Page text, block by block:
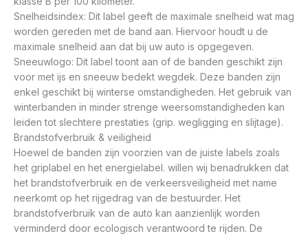
Snelheidsindex: Dit label geeft de maximale snelheid wat mag
worden gereden met de band aan. Hiervoor houdt u de
maximale snelheid aan dat bij uw auto is opgegeven.
Sneeuwlogo: Dit label toont aan of de banden geschikt zijn
voor met ijs en sneeuw bedekt wegdek. Deze banden zijn
enkel geschikt bij winterse omstandigheden. Het gebruik van
winterbanden in minder strenge weersomstandigheden kan
leiden tot slechtere prestaties (grip. wegligging en slijtage).
Brandstofverbruik & veiligheid
Hoewel de banden zijn voorzien van de juiste labels zoals
het griplabel en het energielabel. willen wij benadrukken dat
het brandstofverbruik en de verkeersveiligheid met name
neerkomt op het rijgedrag van de bestuurder. Het
brandstofverbruik van de auto kan aanzienlijk worden
verminderd door ecologisch verantwoord te rijden. De